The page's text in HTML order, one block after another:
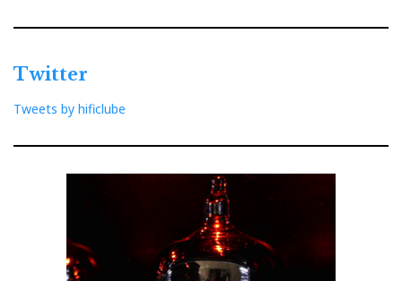
Twitter
Tweets by hificlube